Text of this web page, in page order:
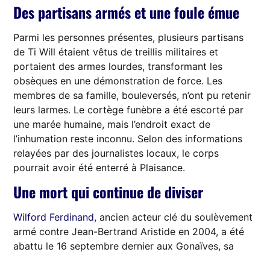
Des partisans armés et une foule émue
Parmi les personnes présentes, plusieurs partisans
de Ti Will étaient vêtus de treillis militaires et
portaient des armes lourdes, transformant les
obsèques en une démonstration de force. Les
membres de sa famille, bouleversés, n’ont pu retenir
leurs larmes. Le cortège funèbre a été escorté par
une marée humaine, mais l’endroit exact de
l’inhumation reste inconnu. Selon des informations
relayées par des journalistes locaux, le corps
pourrait avoir été enterré à Plaisance.
Une mort qui continue de diviser
Wilford Ferdinand, ancien acteur clé du soulèvement
armé contre Jean-Bertrand Aristide en 2004, a été
abattu le 16 septembre dernier aux Gonaïves, sa